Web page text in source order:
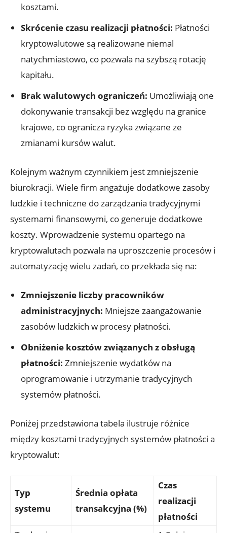
kosztami.
Skrócenie czasu realizacji płatności: Płatności
kryptowalutowe⁢ są⁤ realizowane niemal
natychmiastowo, co pozwala na szybszą ‍rotację
kapitału.
Brak⁢ walutowych ograniczeń: Umożliwiają one
dokonywanie transakcji bez względu na granice
krajowe, co ⁤ogranicza⁤ ryzyka związane⁤ ze
zmianami kursów⁤ walut.
Kolejnym ważnym czynnikiem⁣ jest zmniejszenie
biurokracji. Wiele firm angażuje dodatkowe zasoby
ludzkie i techniczne​ do zarządzania ‍tradycyjnymi
systemami finansowymi, ​co generuje dodatkowe
koszty. Wprowadzenie systemu opartego na
kryptowalutach pozwala na uproszczenie procesów i
automatyzację wielu zadań, co przekłada się na:
Zmniejszenie liczby pracowników
administracyjnych: Mniejsze zaangażowanie
⁢zasobów ludzkich w procesy ​płatności.
Obniżenie kosztów związanych z obsługą⁤
płatności: Zmniejszenie wydatków ‍na
oprogramowanie i utrzymanie tradycyjnych
systemów płatności.
Poniżej przedstawiona tabela ilustruje różnice
‌między kosztami tradycyjnych systemów płatności a
kryptowalut:
Typ
systemu
Średnia opłata
transakcyjna ‌(%)
Czas
realizacji
płatności